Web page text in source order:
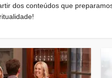
dos conteúdos que